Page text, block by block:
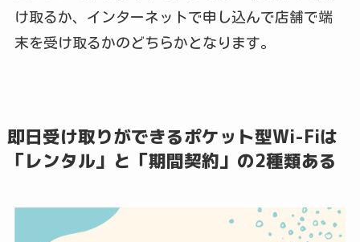
け取るか、インターネットで申し込んで店舗で端
末を受け取るかのどちらかとなります。
即日受け取りができるポケット型Wi-Fiは
「レンタル」と「期間契約」の2種類ある